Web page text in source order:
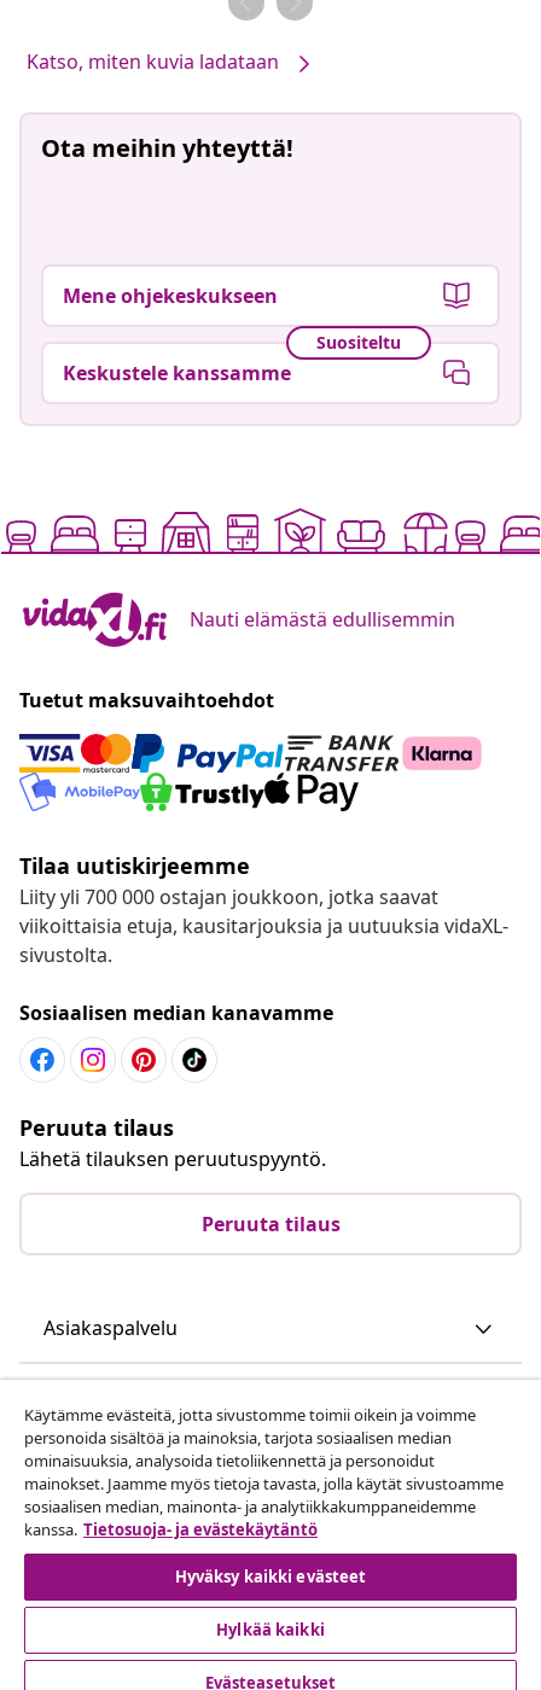
Katso, miten kuvia ladataan
Ota meihin yhteyttä!
Mene ohjekeskukseen
Suositeltu
Keskustele kanssamme
Nauti elämästä edullisemmin
Tuetut maksuvaihtoehdot
Tilaa uutiskirjeemme
Liity yli 700 000 ostajan joukkoon, jotka saavat
viikoittaisia etuja, kausitarjouksia ja uutuuksia vidaXL-
sivustolta.
Sosiaalisen median kanavamme
Peruuta tilaus
Lähetä tilauksen peruutuspyyntö.
Peruuta tilaus
Asiakaspalvelu
vidaXL
Löydä lisää
Käytämme evästeitä, jotta sivustomme toimii oikein ja voimme
personoida sisältöä ja mainoksia, tarjota sosiaalisen median
ominaisuuksia, analysoida tietoliikennettä ja personoidut
mainokset. Jaamme myös tietoja tavasta, jolla käytät sivustoamme
sosiaalisen median, mainonta- ja analytiikkakumppaneidemme
kanssa. Tietosuoja- ja evästekäytäntö
Hyväksy kaikki evästeet
Hylkää kaikki
Evästeasetukset